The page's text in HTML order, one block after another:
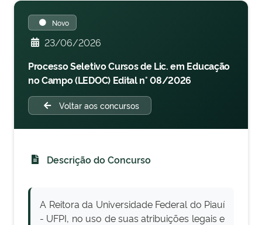
Novo
23/06/2026
Processo Seletivo Cursos de Lic. em Educação
no Campo (LEDOC) Edital n° 08/2026
Voltar aos concursos
Descrição do Concurso
A Reitora da Universidade Federal do Piauí
- UFPI, no uso de suas atribuições legais e